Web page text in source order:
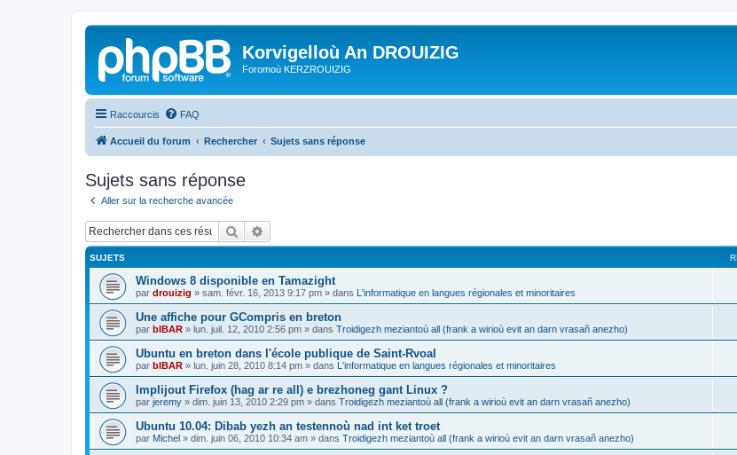
Korvigelloù An DROUIZIG
Foromoù KERZROUIZIG
Raccourcis FAQ
Accueil du forum Rechercher Sujets sans réponse
Sujets sans réponse
Aller sur la recherche avancée
Rechercher
SUJETS
Windows 8 disponible en Tamazight
par drouizig » sam. févr. 16, 2013 9:17 pm » dans L'informatique en langues régionales et minoritaires
Une affiche pour GCompris en breton
par bIBAR » lun. juil. 12, 2010 2:56 pm » dans Troidigezh meziantoù all (frank a wirioù evit an darn vrasañ anezho)
Ubuntu en breton dans l'école publique de Saint-Rvoal
par bIBAR » lun. juin 28, 2010 8:14 pm » dans L'informatique en langues régionales et minoritaires
Implijout Firefox (hag ar re all) e brezhoneg gant Linux ?
par jeremy » dim. juin 13, 2010 2:29 pm » dans Troidigezh meziantoù all (frank a wirioù evit an darn vrasañ anezho)
Ubuntu 10.04: Dibab yezh an testennoù nad int ket troet
par Michel » dim. juin 06, 2010 10:34 am » dans Troidigezh meziantoù all (frank a wirioù evit an darn vrasañ anezho)